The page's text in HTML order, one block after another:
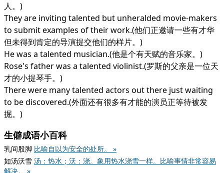
人。)
They are inviting talented but unheralded movie-makers
to submit examples of their work.(他们正邀请一些有才华
但未得到肯定的导演提交他们的样片。)
He was a talented musician.(他是个有天赋的音乐家。)
Rose's father was a talented violinist.(罗斯的父亲是一位天
才的小提琴手。)
There were many talented actors out there just waiting
to be discovered.(外面还有很多有才能的演员正等待被发
掘。)
生僻成语小百科
乳间股脚 比喻自以为安全的处所。 »
如汤沃雪 汤：热水；沃：浇。象用热水浇雪一样。比喻事情非常容易
解决。 »